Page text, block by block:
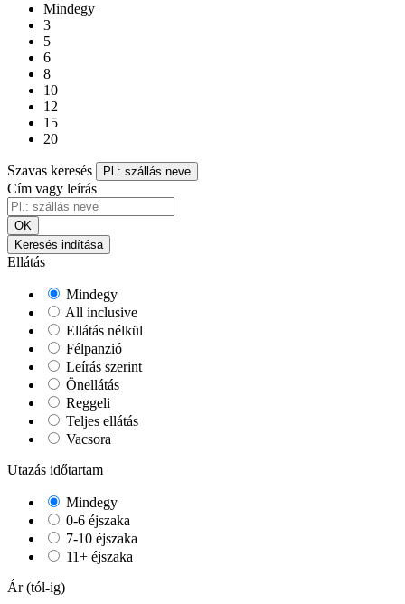
Mindegy
3
5
6
8
10
12
15
20
Szavas keresés Pl.: szállás neve
Cím vagy leírás
OK
Keresés indítása
Ellátás
Mindegy
All inclusive
Ellátás nélkül
Félpanzió
Leírás szerint
Önellátás
Reggeli
Teljes ellátás
Vacsora
Utazás időtartam
Mindegy
0-6 éjszaka
7-10 éjszaka
11+ éjszaka
Ár (tól-ig)